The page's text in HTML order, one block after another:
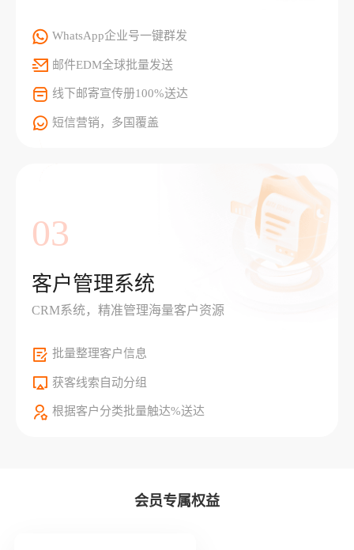
WhatsApp企业号一键群发
邮件EDM全球批量发送
线下邮寄宣传册100%送达
短信营销，多国覆盖
03
客户管理系统
CRM系统，精准管理海量客户资源
批量整理客户信息
获客线索自动分组
根据客户分类批量触达%送达
会员专属权益